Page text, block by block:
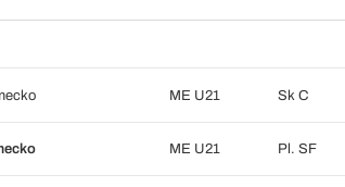
ME U21 Sk C
ME U21 Pl. SF